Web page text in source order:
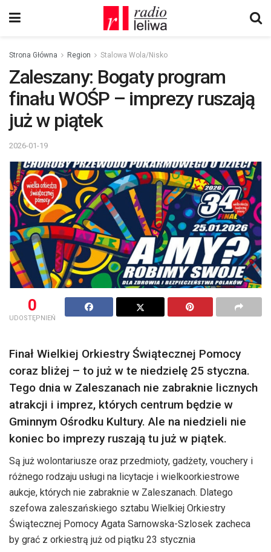
Strona Główna Region Stalowa Wola/Nisko
Zaleszany: Bogaty program
finału WOŚP – imprezy ruszają
już w piątek
2026-01-19
0
UDOSTĘPNIEŃ
Finał Wielkiej Orkiestry Świątecznej Pomocy
coraz bliżej – to już w te niedzielę 25 styczna.
Tego dnia w Zaleszanach nie zabraknie licznych
atrakcji i imprez, których centrum będzie w
Gminnym Ośrodku Kultury. Ale na niedzieli nie
koniec bo imprezy ruszają tu już w piątek.
Są już wolontariusze oraz przedmioty, gadżety, vouchery i
różnego rodzaju usługi na licytacje i wielkoorkiestrowe
aukcje, których nie zabraknie w Zaleszanach. Dlatego
szefowa zaleszańskiego sztabu Wielkiej Orkiestry
Świątecznej Pomocy Agata Sarnowska-Szlosek zacheca
by grać z orkiestrą już od piątku 23 stycznia